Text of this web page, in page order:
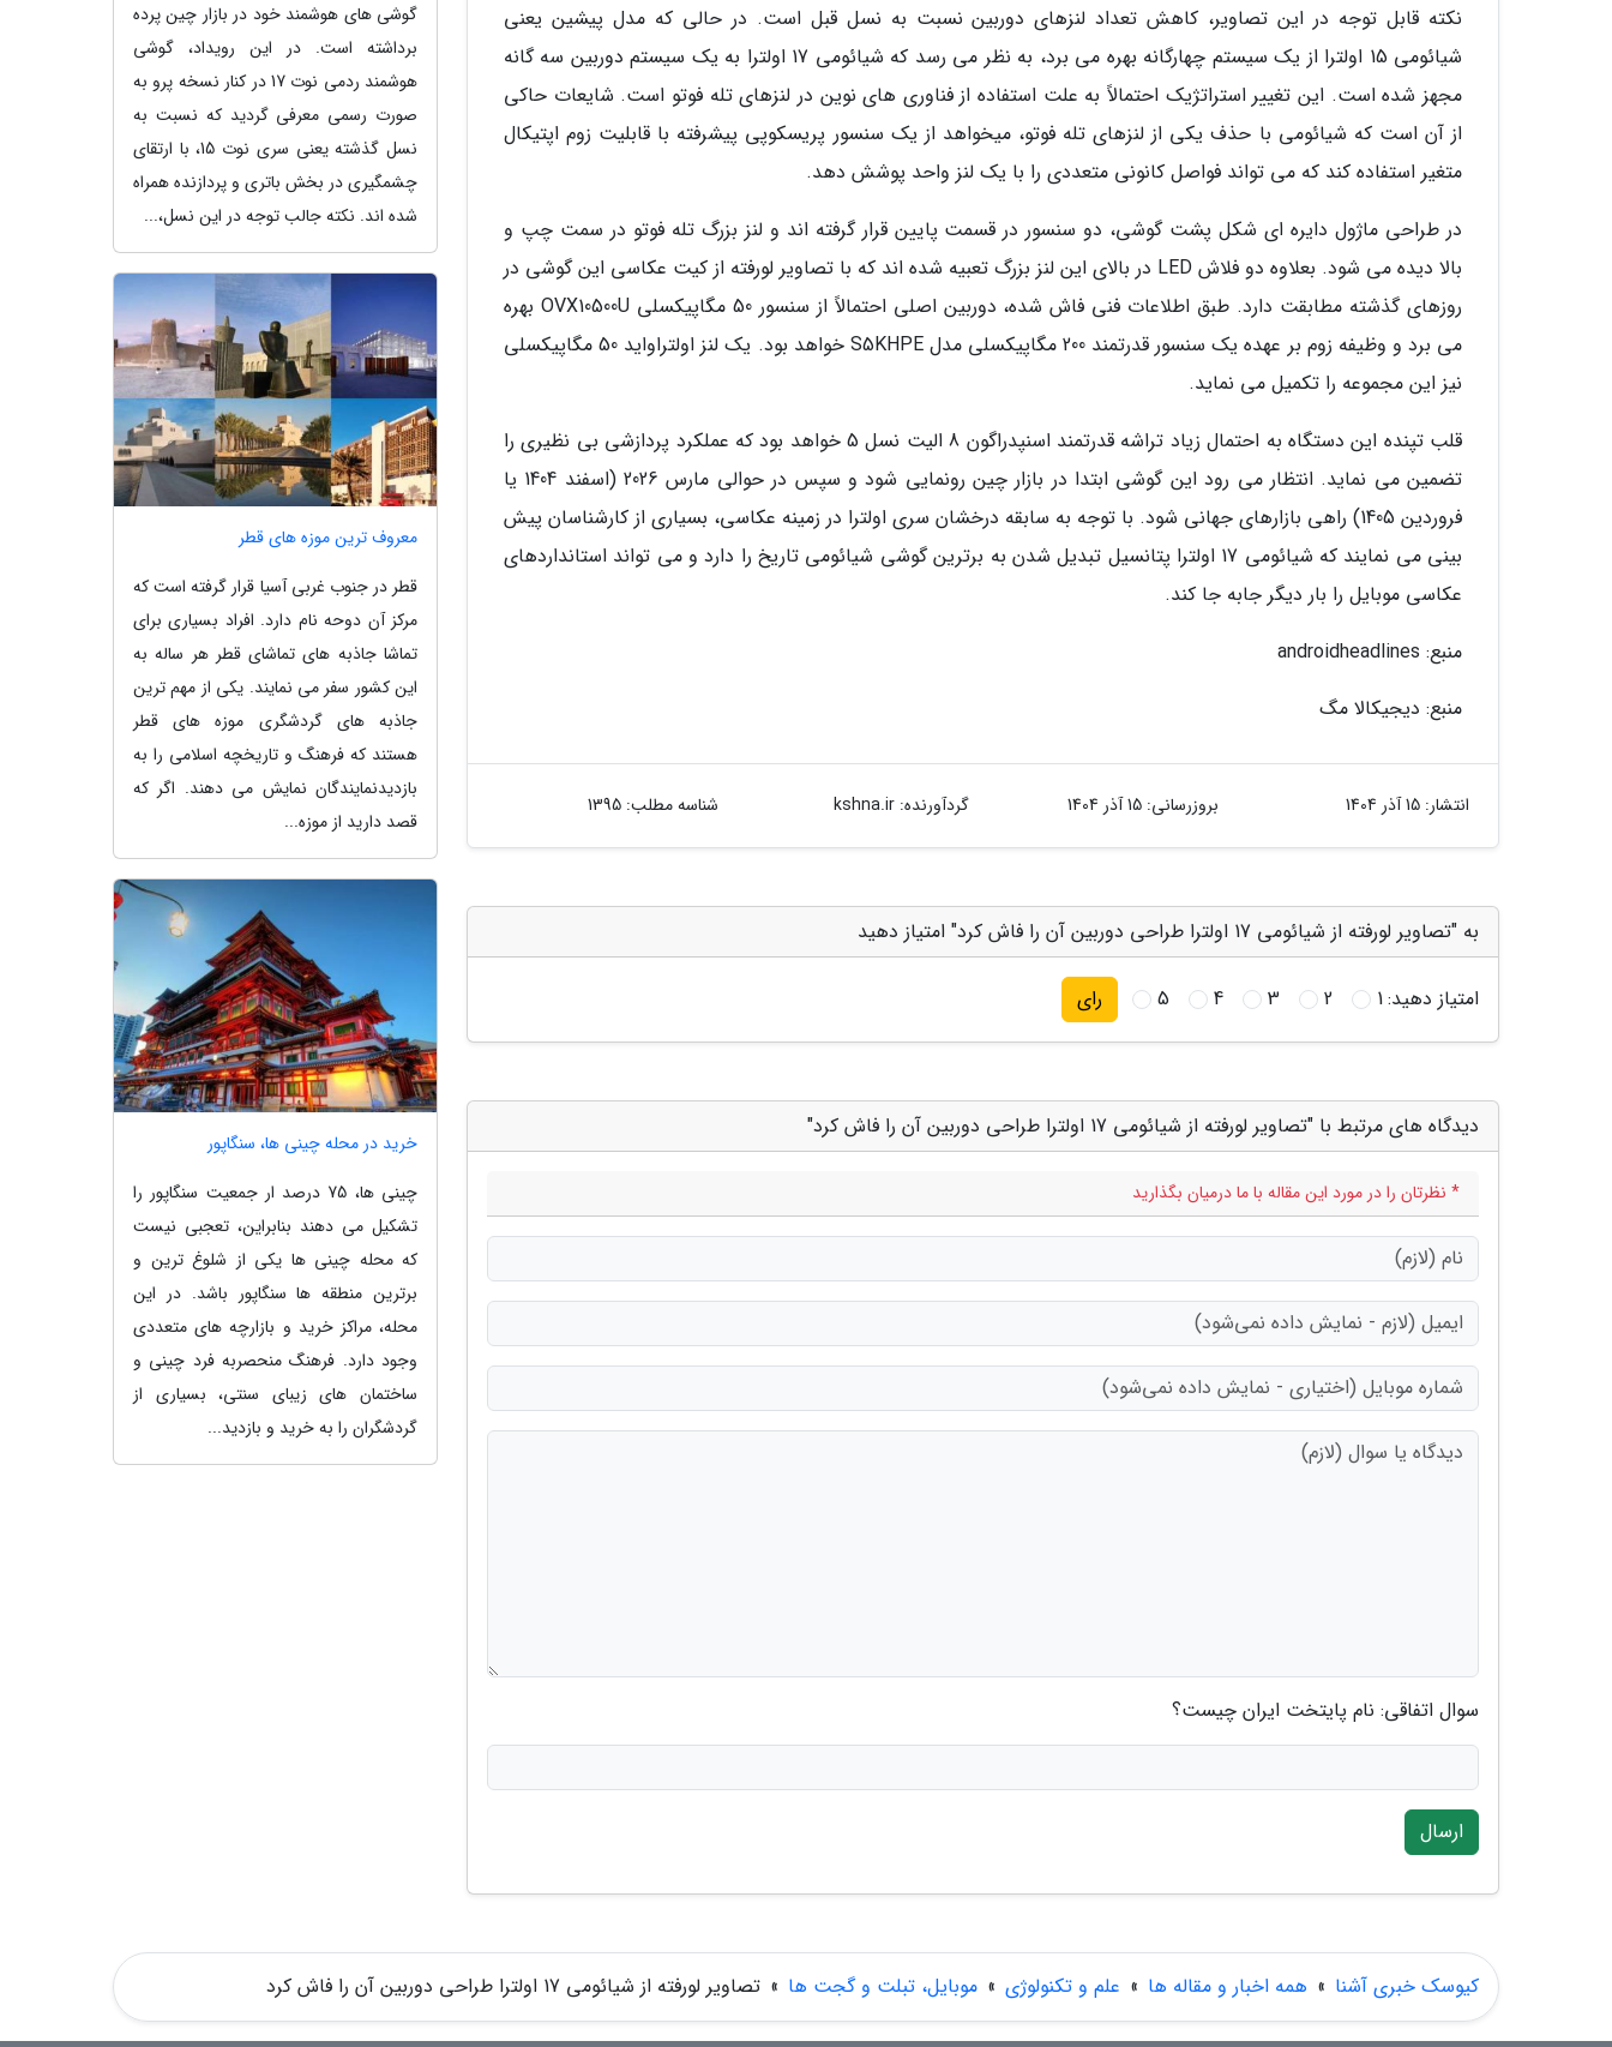
نکته قابل توجه در این تصاویر، کاهش تعداد لنزهای دوربین نسبت به نسل قبل است. در حالی که مدل پیشین یعنی
شیائومی 15 اولترا از یک سیستم چهارگانه بهره می برد، به نظر می رسد که شیائومی 17 اولترا به یک سیستم دوربین سه گانه
مجهز شده است. این تغییر استراتژیک احتمالاً به علت استفاده از فناوری های نوین در لنزهای تله فوتو است. شایعات حاکی
از آن است که شیائومی با حذف یکی از لنزهای تله فوتو، میخواهد از یک سنسور پریسکوپی پیشرفته با قابلیت زوم اپتیکال
متغیر استفاده کند که می تواند فواصل کانونی متعددی را با یک لنز واحد پوشش دهد.
در طراحی ماژول دایره ای شکل پشت گوشی، دو سنسور در قسمت پایین قرار گرفته اند و لنز بزرگ تله فوتو در سمت چپ و
بالا دیده می شود. بعلاوه دو فلاش LED در بالای این لنز بزرگ تعبیه شده اند که با تصاویر لورفته از کیت عکاسی این گوشی در
روزهای گذشته مطابقت دارد. طبق اطلاعات فنی فاش شده، دوربین اصلی احتمالاً از سنسور 50 مگاپیکسلی OVX10500U بهره
می برد و وظیفه زوم بر عهده یک سنسور قدرتمند 200 مگاپیکسلی مدل S5KHPE خواهد بود. یک لنز اولتراواید 50 مگاپیکسلی
نیز این مجموعه را تکمیل می نماید.
قلب تپنده این دستگاه به احتمال زیاد تراشه قدرتمند اسنپدراگون 8 الیت نسل 5 خواهد بود که عملکرد پردازشی بی نظیری را
تضمین می نماید. انتظار می رود این گوشی ابتدا در بازار چین رونمایی شود و سپس در حوالی مارس 2026 (اسفند 1404 یا
فروردین 1405) راهی بازارهای جهانی شود. با توجه به سابقه درخشان سری اولترا در زمینه عکاسی، بسیاری از کارشناسان پیش
بینی می نمایند که شیائومی 17 اولترا پتانسیل تبدیل شدن به برترین گوشی شیائومی تاریخ را دارد و می تواند استانداردهای
عکاسی موبایل را بار دیگر جابه جا کند.
منبع: androidheadlines
منبع: دیجیکالا مگ
انتشار: 15 آذر 1404 بروزرسانی: 15 آذر 1404 گردآورنده:kshna.ir شناسه مطلب: 1395
به "تصاویر لورفته از شیائومی 17 اولترا طراحی دوربین آن را فاش کرد" امتیاز دهید
امتیاز دهید:1
2
3
4
5 رای
دیدگاه های مرتبط با "تصاویر لورفته از شیائومی 17 اولترا طراحی دوربین آن را فاش کرد"
* نظرتان را در مورد این مقاله با ما درمیان بگذارید
سوال اتفاقی: نام پایتخت ایران چیست؟
ارسال
گوشی های هوشمند خود در بازار چین پرده
برداشته است. در این رویداد، گوشی
هوشمند ردمی نوت 17 در کنار نسخه پرو به
صورت رسمی معرفی گردید که نسبت به
نسل گذشته یعنی سری نوت 15، با ارتقای
چشمگیری در بخش باتری و پردازنده همراه
شده اند. نکته جالب توجه در این نسل،...
معروف ترین موزه های قطر
قطر در جنوب غربی آسیا قرار گرفته است که
مرکز آن دوحه نام دارد. افراد بسیاری برای
تماشا جاذبه های تماشای قطر هر ساله به
این کشور سفر می نمایند. یکی از مهم ترین
جاذبه های گردشگری موزه های قطر
هستند که فرهنگ و تاریخچه اسلامی را به
بازدیدنمایندگان نمایش می دهند. اگر که
قصد دارید از موزه...
خرید در محله چینی ها، سنگاپور
چینی ها، 75 درصد ار جمعیت سنگاپور را
تشکیل می دهند بنابراین، تعجبی نیست
که محله چینی ها یکی از شلوغ ترین و
برترین منطقه ها سنگاپور باشد. در این
محله، مراکز خرید و بازارچه های متعددی
وجود دارد. فرهنگ منحصربه فرد چینی و
ساختمان های زیبای سنتی، بسیاری از
گردشگران را به خرید و بازدید...
کیوسک خبری آشنا » همه اخبار و مقاله ها » علم و تکنولوژی » موبایل، تبلت و گجت ها » تصاویر لورفته از شیائومی 17 اولترا طراحی دوربین آن را فاش کرد